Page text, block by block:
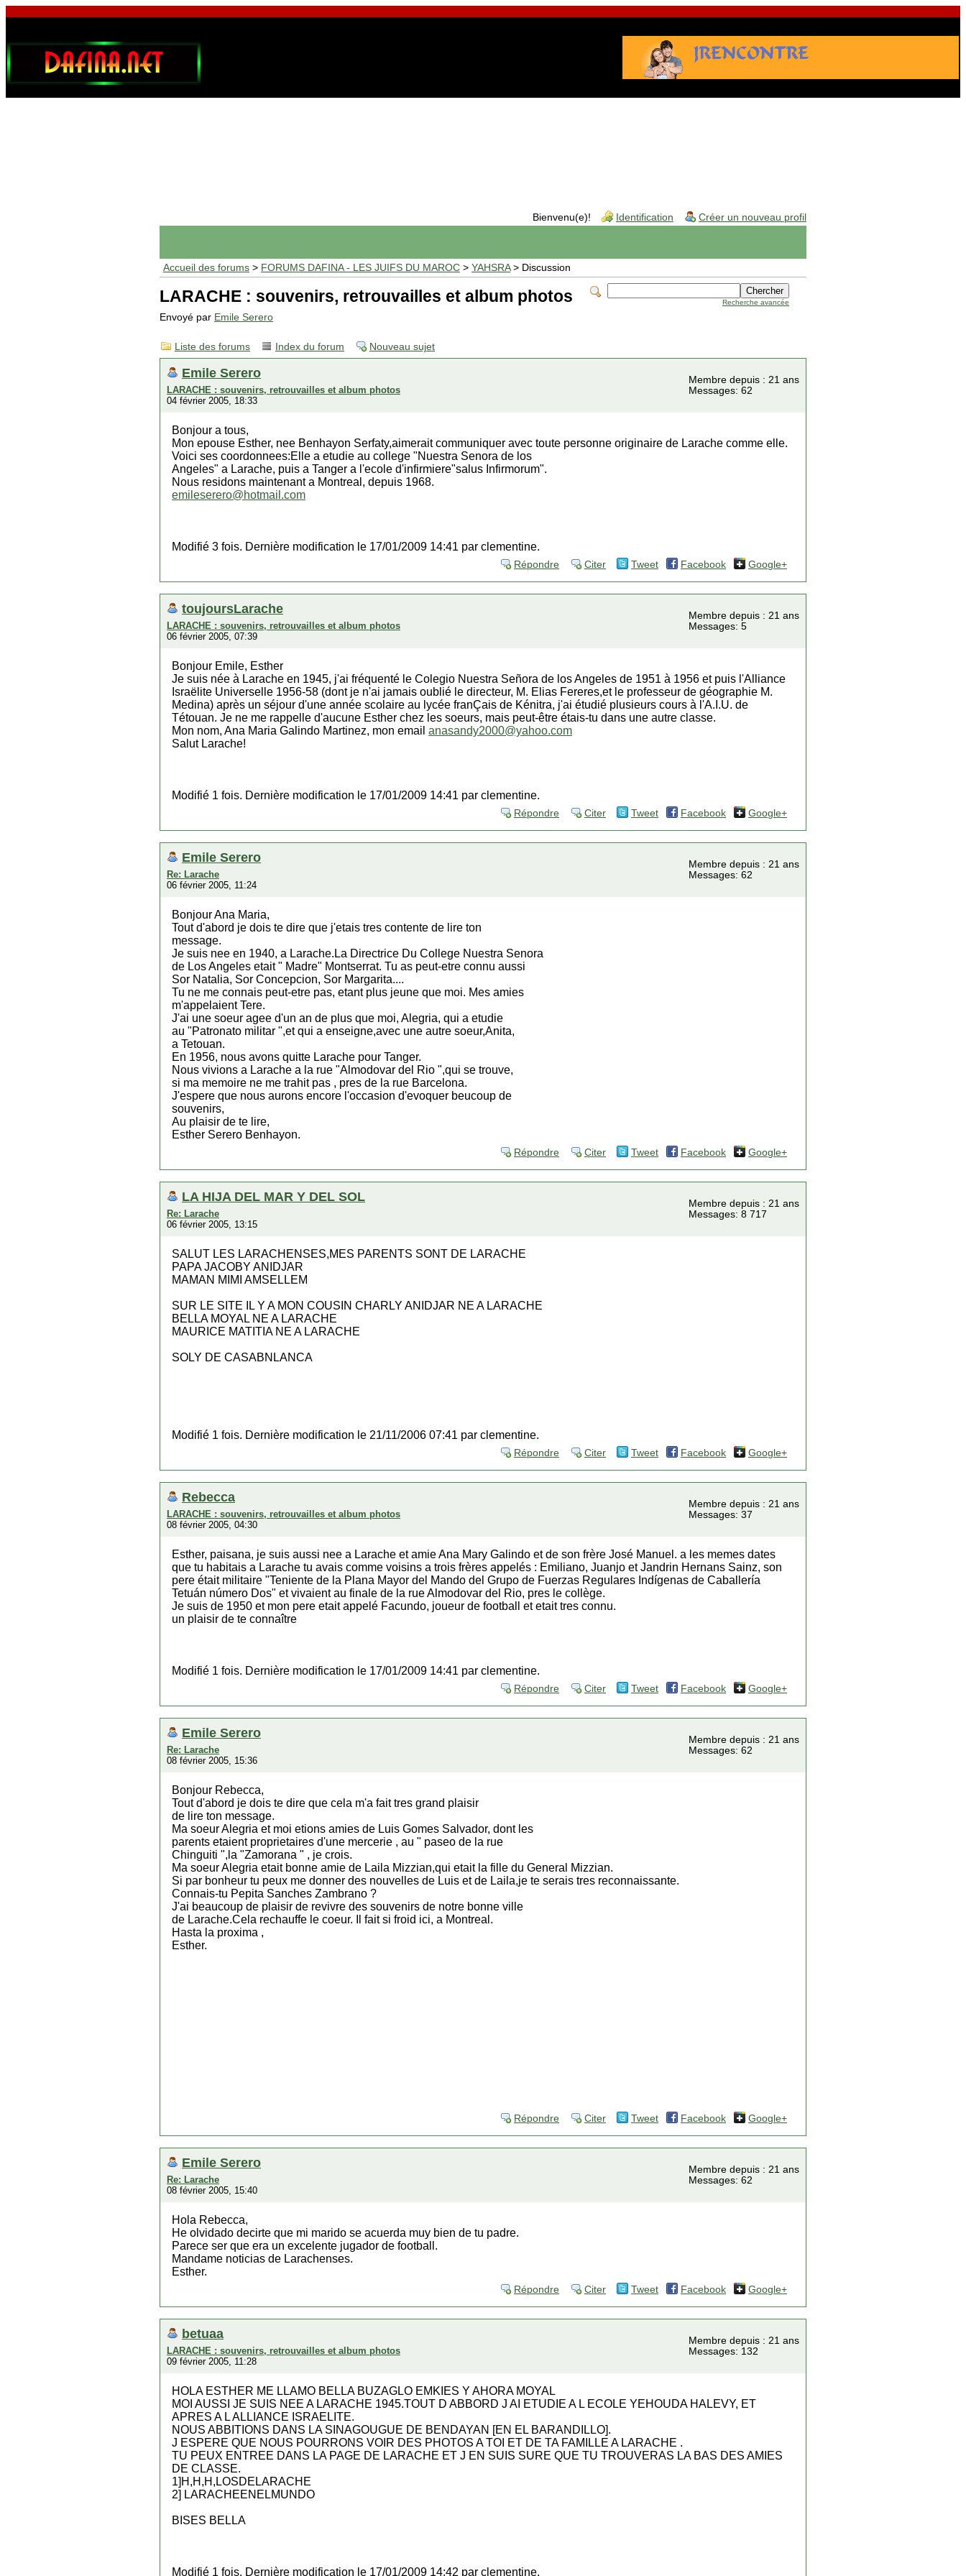
Bienvenu(e)! Identification Créer un nouveau profil
Accueil des forums > FORUMS DAFINA - LES JUIFS DU MAROC > YAHSRA> Discussion
Recherche avancée
LARACHE : souvenirs, retrouvailles et album photos
Envoyé par Emile Serero
Liste des forums Index du forum Nouveau sujet
Emile Serero
LARACHE : souvenirs, retrouvailles et album photos
04 février 2005, 18:33
Membre depuis : 21 ans
Messages: 62
Bonjour a tous,
Mon epouse Esther, nee Benhayon Serfaty,aimerait communiquer avec toute personne originaire de Larache comme elle.
Voici ses coordonnees:Elle a etudie au college "Nuestra Senora de los
Angeles" a Larache, puis a Tanger a l'ecole d'infirmiere"salus Infirmorum".
Nous residons maintenant a Montreal, depuis 1968.
emileserero@hotmail.com
Modifié 3 fois. Dernière modification le 17/01/2009 14:41 par clementine.
Répondre Citer Tweet Facebook Google+
toujoursLarache
LARACHE : souvenirs, retrouvailles et album photos
06 février 2005, 07:39
Membre depuis : 21 ans
Messages: 5
Bonjour Emile, Esther
Je suis née à Larache en 1945, j'ai fréquenté le Colegio Nuestra Señora de los Angeles de 1951 à 1956 et puis l'Alliance
Israëlite Universelle 1956-58 (dont je n'ai jamais oublié le directeur, M. Elias Fereres,et le professeur de géographie M.
Medina) après un séjour d'une année scolaire au lycée franÇais de Kénitra, j'ai étudié plusieurs cours à l'A.I.U. de
Tétouan. Je ne me rappelle d'aucune Esther chez les soeurs, mais peut-être étais-tu dans une autre classe.
Mon nom, Ana Maria Galindo Martinez, mon email anasandy2000@yahoo.com
Salut Larache!
Modifié 1 fois. Dernière modification le 17/01/2009 14:41 par clementine.
Répondre Citer Tweet Facebook Google+
Emile Serero
Re: Larache
06 février 2005, 11:24
Membre depuis : 21 ans
Messages: 62
Bonjour Ana Maria,
Tout d'abord je dois te dire que j'etais tres contente de lire ton
message.
Je suis nee en 1940, a Larache.La Directrice Du College Nuestra Senora
de Los Angeles etait " Madre" Montserrat. Tu as peut-etre connu aussi
Sor Natalia, Sor Concepcion, Sor Margarita....
Tu ne me connais peut-etre pas, etant plus jeune que moi. Mes amies
m'appelaient Tere.
J'ai une soeur agee d'un an de plus que moi, Alegria, qui a etudie
au "Patronato militar ",et qui a enseigne,avec une autre soeur,Anita,
a Tetouan.
En 1956, nous avons quitte Larache pour Tanger.
Nous vivions a Larache a la rue "Almodovar del Rio ",qui se trouve,
si ma memoire ne me trahit pas , pres de la rue Barcelona.
J'espere que nous aurons encore l'occasion d'evoquer beucoup de
souvenirs,
Au plaisir de te lire,
Esther Serero Benhayon.
Répondre Citer Tweet Facebook Google+
LA HIJA DEL MAR Y DEL SOL
Re: Larache
06 février 2005, 13:15
Membre depuis : 21 ans
Messages: 8 717
SALUT LES LARACHENSES,MES PARENTS SONT DE LARACHE
PAPA JACOBY ANIDJAR
MAMAN MIMI AMSELLEM
SUR LE SITE IL Y A MON COUSIN CHARLY ANIDJAR NE A LARACHE
BELLA MOYAL NE A LARACHE
MAURICE MATITIA NE A LARACHE
SOLY DE CASABNLANCA
Modifié 1 fois. Dernière modification le 21/11/2006 07:41 par clementine.
Répondre Citer Tweet Facebook Google+
Rebecca
LARACHE : souvenirs, retrouvailles et album photos
08 février 2005, 04:30
Membre depuis : 21 ans
Messages: 37
Esther, paisana, je suis aussi nee a Larache et amie Ana Mary Galindo et de son frère José Manuel. a les memes dates
que tu habitais a Larache tu avais comme voisins a trois frères appelés : Emiliano, Juanjo et Jandrin Hernans Sainz, son
pere était militaire "Teniente de la Plana Mayor del Mando del Grupo de Fuerzas Regulares Indígenas de Caballería
Tetuán número Dos" et vivaient au finale de la rue Almodovar del Rio, pres le collège.
Je suis de 1950 et mon pere etait appelé Facundo, joueur de football et etait tres connu.
un plaisir de te connaître
Modifié 1 fois. Dernière modification le 17/01/2009 14:41 par clementine.
Répondre Citer Tweet Facebook Google+
Emile Serero
Re: Larache
08 février 2005, 15:36
Membre depuis : 21 ans
Messages: 62
Bonjour Rebecca,
Tout d'abord je dois te dire que cela m'a fait tres grand plaisir
de lire ton message.
Ma soeur Alegria et moi etions amies de Luis Gomes Salvador, dont les
parents etaient proprietaires d'une mercerie , au " paseo de la rue
Chinguiti ",la "Zamorana " , je crois.
Ma soeur Alegria etait bonne amie de Laila Mizzian,qui etait la fille du General Mizzian.
Si par bonheur tu peux me donner des nouvelles de Luis et de Laila,je te serais tres reconnaissante.
Connais-tu Pepita Sanches Zambrano ?
J'ai beaucoup de plaisir de revivre des souvenirs de notre bonne ville
de Larache.Cela rechauffe le coeur. Il fait si froid ici, a Montreal.
Hasta la proxima ,
Esther.
Répondre Citer Tweet Facebook Google+
Emile Serero
Re: Larache
08 février 2005, 15:40
Membre depuis : 21 ans
Messages: 62
Hola Rebecca,
He olvidado decirte que mi marido se acuerda muy bien de tu padre.
Parece ser que era un excelente jugador de football.
Mandame noticias de Larachenses.
Esther.
Répondre Citer Tweet Facebook Google+
betuaa
LARACHE : souvenirs, retrouvailles et album photos
09 février 2005, 11:28
Membre depuis : 21 ans
Messages: 132
HOLA ESTHER ME LLAMO BELLA BUZAGLO EMKIES Y AHORA MOYAL
MOI AUSSI JE SUIS NEE A LARACHE 1945.TOUT D ABBORD J AI ETUDIE A L ECOLE YEHOUDA HALEVY, ET
APRES A L ALLIANCE ISRAELITE.
NOUS ABBITIONS DANS LA SINAGOUGUE DE BENDAYAN [EN EL BARANDILLO].
J ESPERE QUE NOUS POURRONS VOIR DES PHOTOS A TOI ET DE TA FAMILLE A LARACHE .
TU PEUX ENTREE DANS LA PAGE DE LARACHE ET J EN SUIS SURE QUE TU TROUVERAS LA BAS DES AMIES
DE CLASSE.
1]H,H,H,LOSDELARACHE
2] LARACHEENELMUNDO
BISES BELLA
Modifié 1 fois. Dernière modification le 17/01/2009 14:42 par clementine.